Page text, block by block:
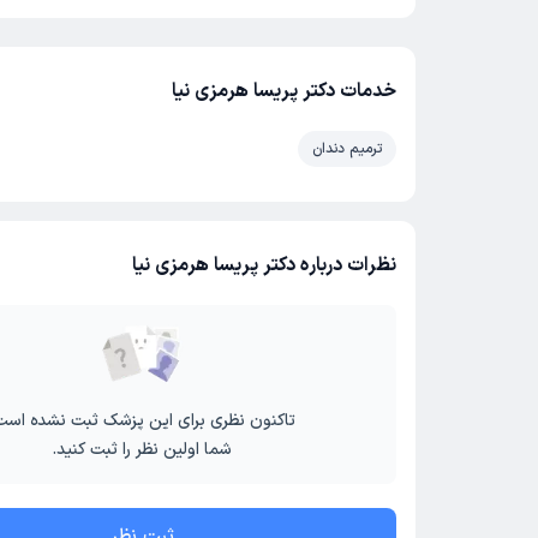
خدمات دکتر پریسا هرمزی نیا
ترمیم دندان
نظرات درباره دکتر پریسا هرمزی نیا
تاکنون نظری برای این پزشک ثبت نشده
شما اولین نظر را ثبت کنید.